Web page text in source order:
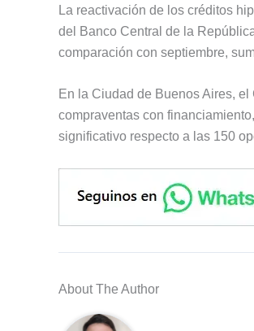
La reactivación de los créditos
del Banco Central de la
comparación con septiembre,
En la Ciudad de Buenos Aires,
compraventas con
significativo respecto a las 150
About The Author